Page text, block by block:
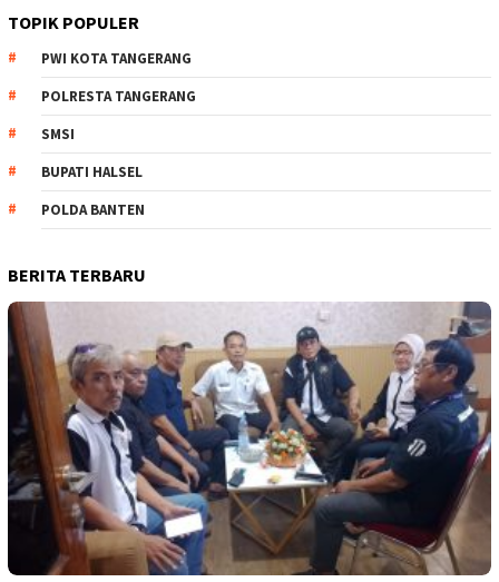
TOPIK POPULER
PWI KOTA TANGERANG
POLRESTA TANGERANG
SMSI
BUPATI HALSEL
POLDA BANTEN
BERITA TERBARU